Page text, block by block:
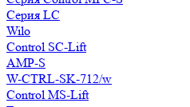
Серия LC
Wilo
Control SC-Lift
AMP-S
W-CTRL-SK-712/w
Control MS-Lift